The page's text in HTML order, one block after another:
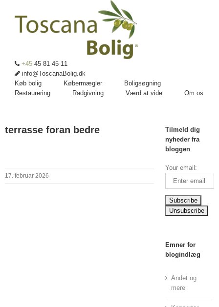
+45 45 81 45 11
info@ToscanaBolig.dk
Køb bolig
Købermægler
Boligsøgning
Restaurering
Rådgivning Værd at vide Om os
terrasse foran bedre
17. februar 2026
Tilmeld dig
nyheder fra
bloggen
Your email:
Emner for
blogindlæg
Andet og
mere